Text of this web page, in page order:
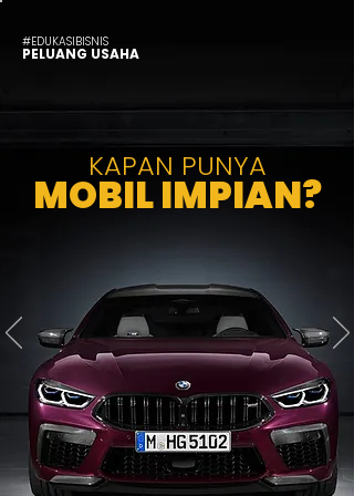
#EDUKASIBISNIS
PELUANG USAHA
KAPAN PUNYA
MOBIL IMPIAN?